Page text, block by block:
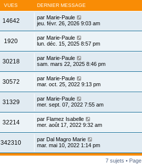
VUES DERNIER MESSAGE
14642 par Marie-Paule
jeu. févr. 26, 2026 9:03 am
1920 par Marie-Paule
lun. déc. 15, 2025 8:57 pm
30218 par Marie-Paule
sam. mars 22, 2025 8:46 pm
30572 par Marie-Paule
mar. oct. 25, 2022 9:13 pm
31329 par Marie-Paule
mer. sept. 07, 2022 7:55 am
32214 par Flamez Isabelle
mer. août 17, 2022 9:32 am
342310 par Dal Magro Marie
mar. mai 10, 2022 1:14 pm
7 sujets • Page